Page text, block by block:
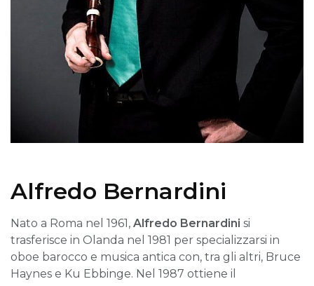
Alfredo Bernardini
Nato a Roma nel 1961, Alfredo Bernardini si
trasferisce in Olanda nel 1981 per specializzarsi in
oboe barocco e musica antica con, tra gli altri, Bruce
Haynes e Ku Ebbinge. Nel 1987 ottiene il